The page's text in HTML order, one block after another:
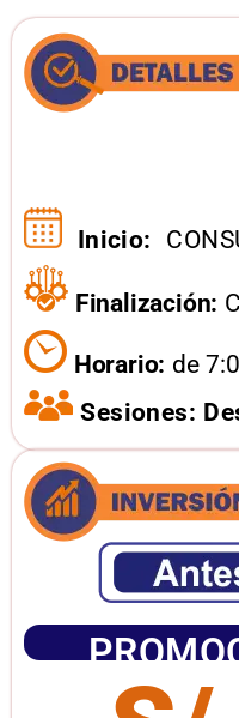
Inicio:
Finalización:
Horario: de
Sesiones: